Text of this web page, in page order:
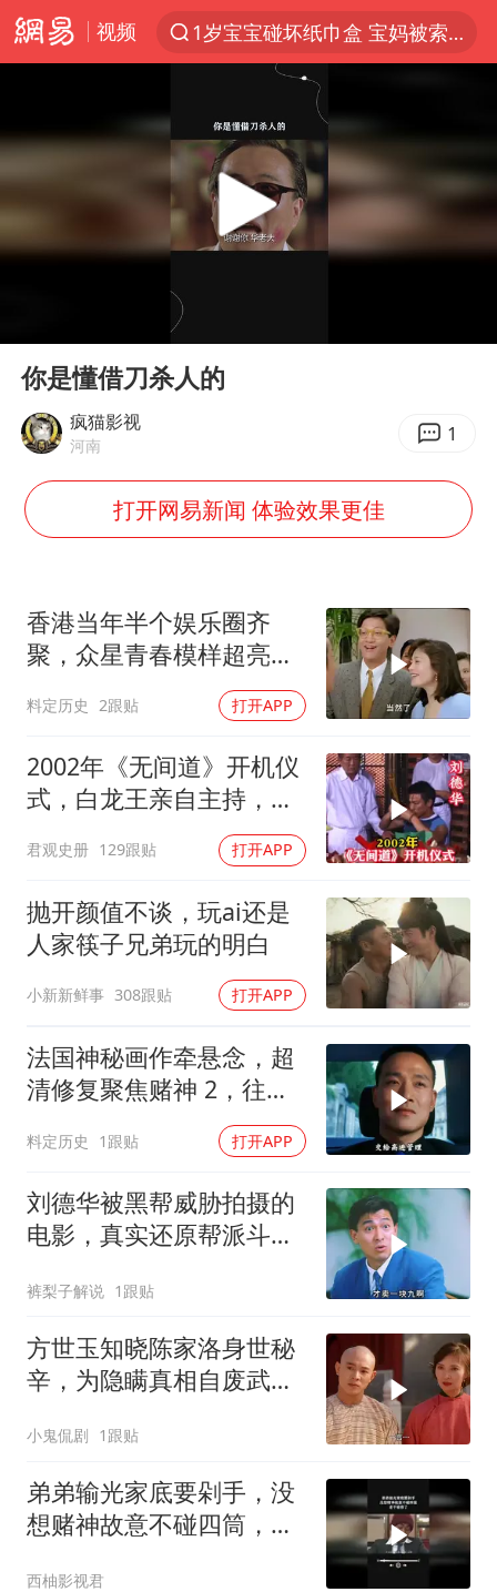
视频
1岁宝宝碰坏纸巾盒 宝妈被索赔924元
Meta被判支付5.67亿美元
47岁妈妈突然产女 26岁女儿：很震惊
阿根廷足协发文力挺因凡蒂诺
台风白海豚最新路径研判来了
我国编制完成新版全月地质图
“深圳地面沉降致车辆损坏”不实
男子结婚8年发现3个女儿均非亲生
奋进开新局 实干挑大梁
Play
你是懂借刀杀人的
疯猫影视
河南 1
打开网易新闻 体验效果更佳
香港当年半个娱乐圈齐
聚，众星青春模样超亮
眼，星爷现身瞬间惊艳
料定历史 2跟贴 打开APP
2002年《无间道》开机仪
式，白龙王亲自主持，预
君观史册 129跟贴 打开APP
抛开颜值不谈，玩ai还是
人家筷子兄弟玩的明白
小新新鲜事 308跟贴 打开APP
法国神秘画作牵悬念，超
清修复聚焦赌神 2，往昔
料定历史 1跟贴 打开APP
刘德华被黑帮威胁拍摄的
电影，真实还原帮派斗
裤梨子解说 1跟贴
方世玉知晓陈家洛身世秘
辛，为隐瞒真相自废武
小鬼侃剧 1跟贴
弟弟输光家底要剁手，没
想赌神故意不碰四筒，老
西柚影视君